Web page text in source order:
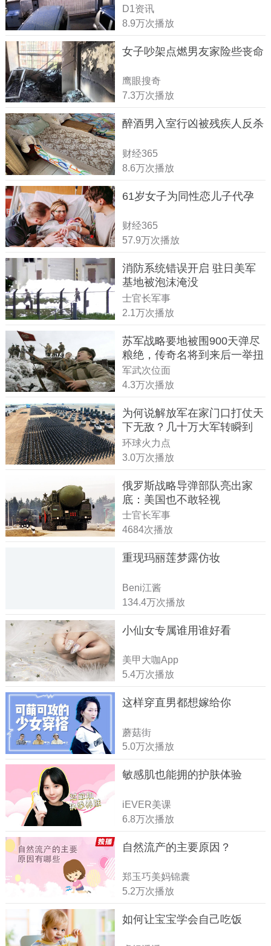
D1资讯
8.9万次播放
女子吵架点燃男友家险些丧命
鹰眼搜奇
7.3万次播放
醉酒男入室行凶被残疾人反杀
财经365
8.6万次播放
61岁女子为同性恋儿子代孕
财经365
57.9万次播放
消防系统错误开启 驻日美军
基地被泡沫淹没
士官长军事
2.1万次播放
苏军战略要地被围900天弹尽
粮绝，传奇名将到来后一举扭
转战局
军武次位面
4.3万次播放
为何说解放军在家门口打仗天
下无敌？几十万大军转瞬到
达！
环球火力点
3.0万次播放
俄罗斯战略导弹部队亮出家
底：美国也不敢轻视
士官长军事
4684次播放
重现玛丽莲梦露仿妆
Beni江酱
134.4万次播放
小仙女专属谁用谁好看
美甲大咖App
5.4万次播放
这样穿直男都想嫁给你
蘑菇街
5.0万次播放
敏感肌也能拥的护肤体验
iEVER美课
6.8万次播放
自然流产的主要原因？
郑玉巧美妈锦囊
5.2万次播放
如何让宝宝学会自己吃饭